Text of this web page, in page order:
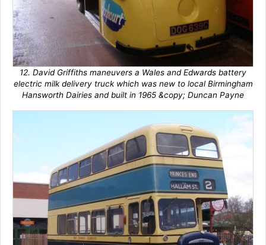
12. David Griffiths maneuvers a Wales and Edwards battery
electric milk delivery truck which was new to local Birmingham
Hansworth Dairies and built in 1965 &copy; Duncan Payne